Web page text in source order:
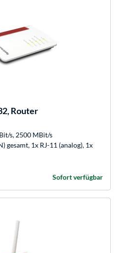
Router
s, 2500 MBit/s
gesamt, 1x RJ-11 (analog), 1x
Sofort verfügbar